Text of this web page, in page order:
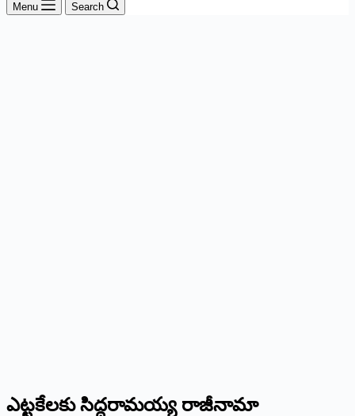
Menu Search
ఎట్టకేలకు సిద్దరామయ్య రాజీనామా